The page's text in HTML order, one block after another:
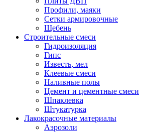
Профили, маяки
Сетки армировочные
Щебень
Строительные смеси
Гидроизоляция
Гипс
Известь, мел
Клеевые смеси
Наливные полы
Цемент и цементные смеси
Шпаклевка
Штукатурка
Лакокрасочные материалы
Аэрозоли